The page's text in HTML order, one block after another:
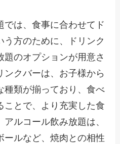
では、食事に合わせてド
う方のために、ドリンク
のオプションが用意さ
クバーは、お子様から
種類が揃っており、食べ
ことで、より充実した食
ルコール飲み放題は、
ールなど、焼肉との相性